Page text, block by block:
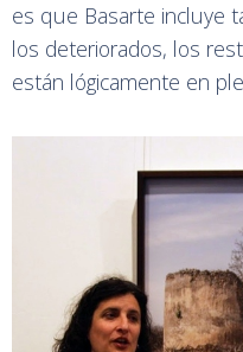
es que Basarte incluye
los deteriorados, los
están lógicamente en